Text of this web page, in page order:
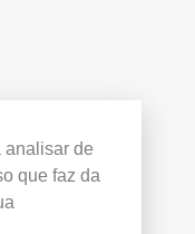
analisar de
que faz da
relacionado
adversas)
rede fixa